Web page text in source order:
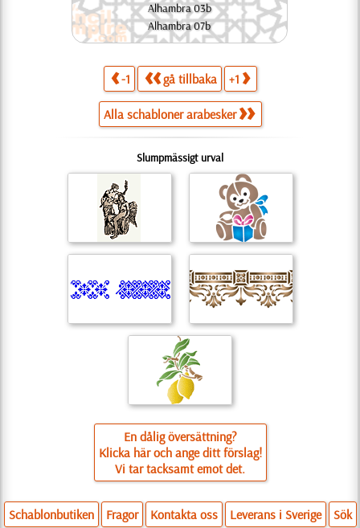
Alhambra 03b
Alhambra 07b
-1 gå tillbaka +1
Alla schabloner arabesker
Slumpmässigt urval
En dålig översättning?
Klicka här och ange ditt förslag!
Vi tar tacksamt emot det.
Schablonbutiken Fragor Kontakta oss Leverans i Sverige Sök